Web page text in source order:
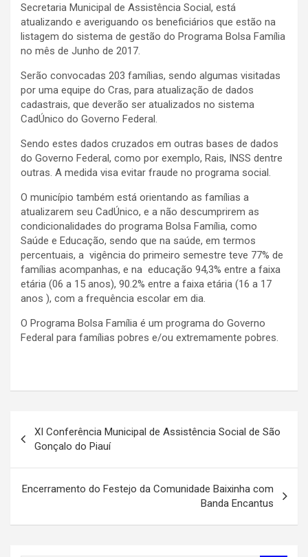
Secretaria Municipal de Assistência Social, está
atualizando e averiguando os beneficiários que estão na
listagem do sistema de gestão do Programa Bolsa Família
no mês de Junho de 2017.
Serão convocadas 203 famílias, sendo algumas visitadas
por uma equipe do Cras, para atualização de dados
cadastrais, que deverão ser atualizados no sistema
CadÚnico do Governo Federal.
Sendo estes dados cruzados em outras bases de dados
do Governo Federal, como por exemplo, Rais, INSS dentre
outras. A medida visa evitar fraude no programa social.
O município também está orientando as famílias a
atualizarem seu CadÚnico, e a não descumprirem as
condicionalidades do programa Bolsa Família, como
Saúde e Educação, sendo que na saúde, em termos
percentuais, a vigência do primeiro semestre teve 77% de
famílias acompanhas, e na educação 94,3% entre a faixa
etária (06 a 15 anos), 90.2% entre a faixa etária (16 a 17
anos ), com a frequência escolar em dia.
O Programa Bolsa Família é um programa do Governo
Federal para famílias pobres e/ou extremamente pobres.
de
Post
XI Conferência Municipal de Assistência Social de São
Gonçalo do Piauí
Encerramento do Festejo da Comunidade Baixinha com
Banda Encantus